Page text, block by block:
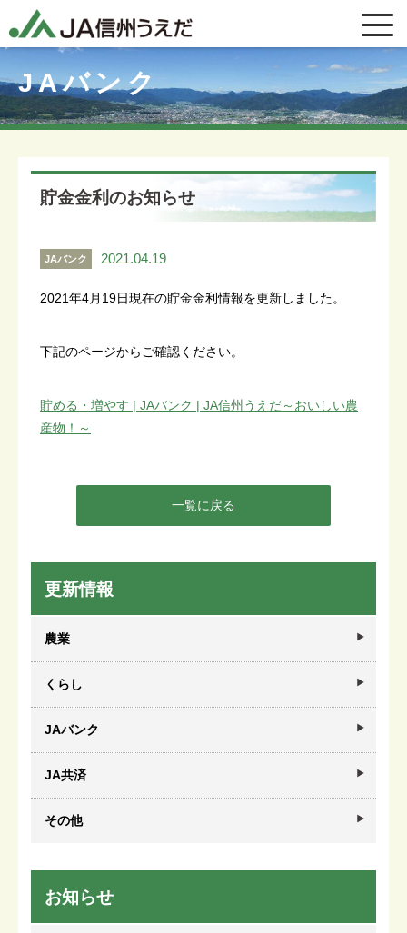
JAバンク
貯金金利のお知らせ
JAバンク 2021.04.19
2021年4月19日現在の貯金金利情報を更新しました。
下記のページからご確認ください。
貯める・増やす | JAバンク | JA信州うえだ～おいしい農
産物！～
一覧に戻る
更新情報
農業
くらし
JAバンク
JA共済
その他
お知らせ